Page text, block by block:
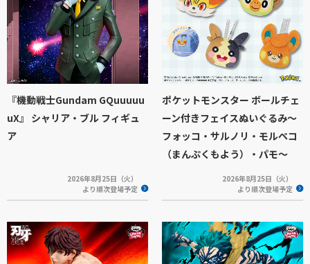
『機動戦士Gundam GQuuuuu
uX』 シャリア・ブル フィギュ
ア
2026年8月25日（火）
より順次登場予定
ポケットモンスター ボールチェ
ーン付きフェイスぬいぐるみ～
フォッコ・サルノリ・モルペコ
（まんぷくもよう）・パモ～
2026年8月25日（火）
より順次登場予定